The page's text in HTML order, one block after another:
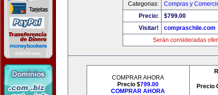
Categorias:
Compras y
Precio:
$799.00
Visitar!
compraschile.com
Serán consideradas
COMPRAR AHORA
Precio $799.00
COMPRAR AHORA
Precio